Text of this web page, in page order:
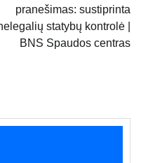
pranešimas: sustiprinta
statybų kontrolė |
BNS Spaudos centras